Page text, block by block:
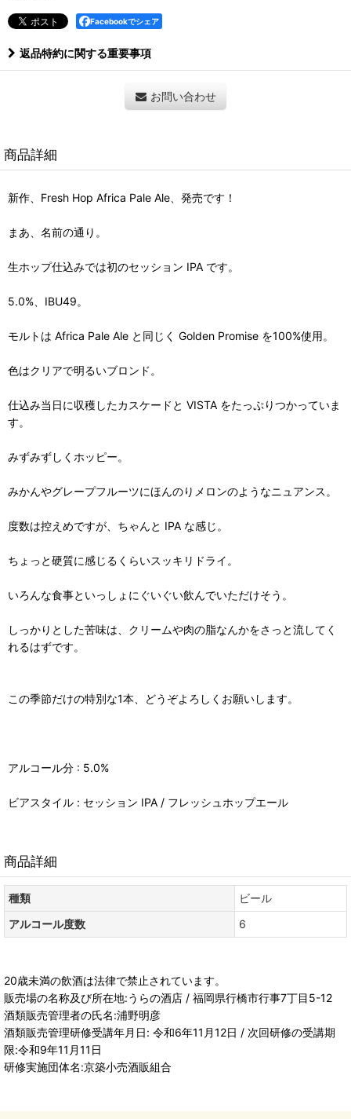
Facebookでシェア
返品特約に関する重要事項
お問い合わせ
商品詳細
新作、Fresh Hop Africa Pale Ale、発売です！
まあ、名前の通り。
生ホップ仕込みでは初のセッション IPA です。
5.0%、IBU49。
モルトは Africa Pale Ale と同じく Golden Promise を100%使用。
色はクリアで明るいブロンド。
仕込み当日に収穫したカスケードと VISTA をたっぷりつかっていま
す。
みずみずしくホッピー。
みかんやグレープフルーツにほんのりメロンのようなニュアンス。
度数は控えめですが、ちゃんと IPA な感じ。
ちょっと硬質に感じるくらいスッキリドライ。
いろんな食事といっしょにぐいぐい飲んでいただけそう。
しっかりとした苦味は、クリームや肉の脂なんかをさっと流してく
れるはずです。
この季節だけの特別な1本、どうぞよろしくお願いします。
アルコール分 : 5.0%
ビアスタイル : セッション IPA / フレッシュホップエール
商品詳細
種類
ビール
アルコール度数
6
20歳未満の飲酒は法律で禁止されています。
販売場の名称及び所在地:うらの酒店 / 福岡県行橋市行事7丁目5-12
酒類販売管理者の氏名:浦野明彦
酒類販売管理研修受講年月日: 令和6年11月12日 / 次回研修の受講期
限:令和9年11月11日
研修実施団体名:京築小売酒販組合